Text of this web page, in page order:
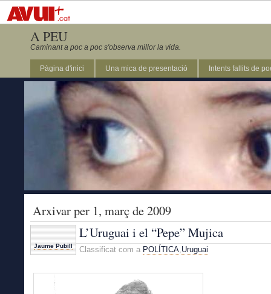
A PEU
Caminant a poc a poc s'observa millor la vida.
Pàgina d'inici Una mica de presentació Intents fallits de
Arxivar per 1, març de 2009
Jaume Pubill
L’Uruguai i el “Pepe” Mujica
Classificat com a POLÍTICA,Uruguai